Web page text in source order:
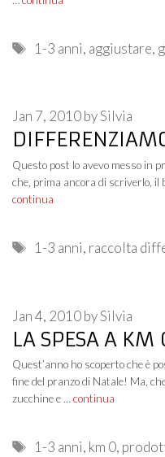
Tags
1-3 anni, aggiustare,
Jan 7, 2010bySilvia
Questo post lo avevo messo in
che, prima ancora di scriverlo, il
continua
Tags
1-3 anni, raccolta
LA SPESA A KM
Jan 4, 2010bySilvia
Quest’anno ho scoperto che è
fine del pranzo di Natale! Ma,
zucchine e …continua
Tags
1-3 anni, km 0,